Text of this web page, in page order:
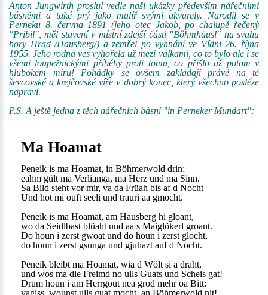
Anton Jungwirth proslul vedle naší ukázky především nářečními
básněmi a také prý jako malíř svými akvarely. Narodil se v
Perneku 8. června 1891 (jeho otec Jakob, po chalupě řečený
"Pribil", měl stavení v místní zdejší části "Böhmhäusl" na svahu
hory Hrad /Hausberg/) a zemřel po vyhnání ve Vídni 26. října
1955. Jeho rodná ves vyhořela už mezi válkami, co to bylo ale i se
všemi loupežnickými příběhy proti tomu, co přišlo až potom v
hlubokém míru! Pohádky se ovšem zakládají právě na té
ševcovské a krejčovské víře v dobrý konec, který všechno posléze
napraví.
P.S. A ještě jedna z těch nářečních básní "in Perneker Mundart":
Ma Hoamat
Peneik is ma Hoamat, in Böhmerwold drin;
eahm gült ma Verlianga, ma Herz und ma Sinn.
Sa Bild steht vor mir, va da Früah bis af d Nocht
Und hot mi ouft seeli und trauri aa gmocht.
Peneik is ma Hoamat, am Hausberg hi gloant,
wo da Seidlbast blüaht und aa s Maiglökerl groant.
Do houn i zerst gwoat und do houn i zerst glocht,
do houn i zerst gsunga und gjuhazt auf d Nocht.
Peneik bleibt ma Hoamat, wia d Wölt si a draht,
und wos ma die Freimd no ulls Guats und Scheis gat!
Drum houn i am Herrgout nea grod mehr oa Bitt:
vagiss, wounst ulls guat mocht, an Böhmerwold nit!